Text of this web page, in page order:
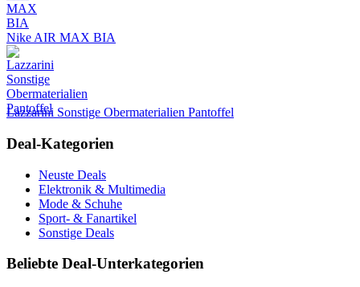
Nike AIR MAX BIA
Lazzarini Sonstige Obermaterialien Pantoffel
Deal-Kategorien
Neuste Deals
Elektronik & Multimedia
Mode & Schuhe
Sport- & Fanartikel
Sonstige Deals
Beliebte Deal-Unterkategorien